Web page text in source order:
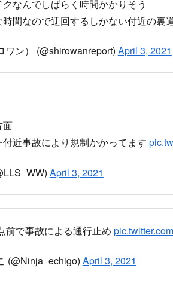
ら通行止め封鎖、事故
近の多重事故の現場から
さらに車２台とバイクが巻き込まれて
から長岡に向かう車線は今ほど封鎖さ
なのか？？？pic.twitter.com/
ン） (@shirowanreport)
インターそば、長岡市街に向かう車線
ン） (@shirowanreport)April 3, 2021